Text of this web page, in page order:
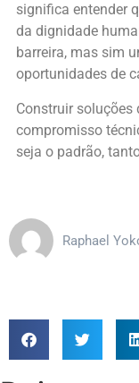
significa entender
da dignidade
barreira, mas sim
oportunidades de
Construir
compromisso
seja o padrão,
Raphael